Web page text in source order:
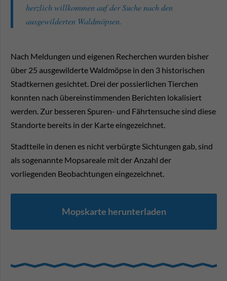
herzlich willkommen auf der Suche nach den
ausgewilderten Waldmöpsen.
Nach Meldungen und eigenen Recherchen wurden bisher
über 25 ausge­wil­derte Waldmöpse in den 3 historischen
Stadt­kernen gesich­tet. Drei der possierlichen Tierchen
konnten nach überein­stim­menden Berichten lokalisiert
werden. Zur besseren Spuren- und Fährten­suche sind diese
Standorte bereits in der Karte eingezeichnet.
Stadtteile in denen es nicht verbürgte Sichtungen gab, sind
als sogenannte Mopsareale mit der Anzahl der
vorliegenden Beobach­tungen eingezeichnet.
Mopskarte herunterladen